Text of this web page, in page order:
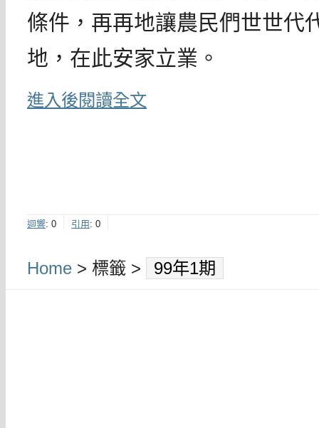
條件，再再地讓農民們世世代
地，在此安家立業。
進入後閱讀全文
迴響: 0 引用 : 0
Home > 標籤 > 99年1期